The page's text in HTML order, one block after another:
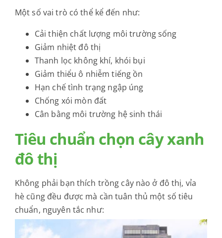
Một số vai trò có thể kể đến như:
Cải thiện chất lượng môi trường sống
Giảm nhiệt đô thị
Thanh lọc không khí, khói bụi
Giảm thiểu ô nhiễm tiếng ồn
Hạn chế tình trạng ngập úng
Chống xói mòn đất
Cân bằng môi trường hệ sinh thái
Tiêu chuẩn chọn cây xanh
đô thị
Không phải bạn thích trồng cây nào ở đô thị, vỉa
hè cũng đều được mà cần tuân thủ một số tiêu
chuẩn, nguyên tắc như: